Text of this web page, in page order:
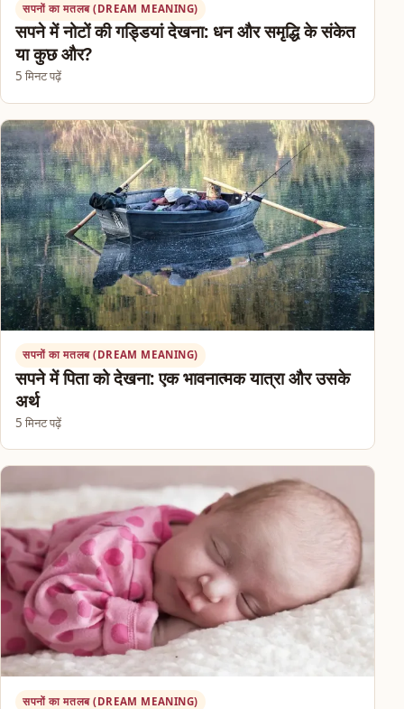
सपनों का मतलब (DREAM MEANING)
सपने में नोटों की गड्डियां देखना: धन और समृद्धि के संकेत
या कुछ और?
5 मिनट पढ़ें
सपनों का मतलब (DREAM MEANING)
सपने में पिता को देखना: एक भावनात्मक यात्रा और उसके
अर्थ
5 मिनट पढ़ें
सपनों का मतलब (DREAM MEANING)